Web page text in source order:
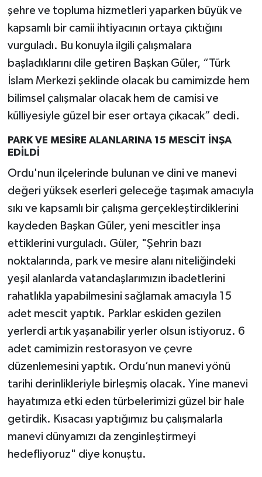
şehre ve topluma hizmetleri yaparken büyük ve
kapsamlı bir camii ihtiyacının ortaya çıktığını
vurguladı. Bu konuyla ilgili çalışmalara
başladıklarını dile getiren Başkan Güler, “Türk
İslam Merkezi şeklinde olacak bu camimizde hem
bilimsel çalışmalar olacak hem de camisi ve
külliyesiyle güzel bir eser ortaya çıkacak” dedi.
PARK VE MESİRE ALANLARINA 15 MESCİT İNŞA
EDİLDİ
Ordu'nun ilçelerinde bulunan ve dini ve manevi
değeri yüksek eserleri geleceğe taşımak amacıyla
sıkı ve kapsamlı bir çalışma gerçekleştirdiklerini
kaydeden Başkan Güler, yeni mescitler inşa
ettiklerini vurguladı. Güler, "Şehrin bazı
noktalarında, park ve mesire alanı niteliğindeki
yeşil alanlarda vatandaşlarımızın ibadetlerini
rahatlıkla yapabilmesini sağlamak amacıyla 15
adet mescit yaptık. Parklar eskiden gezilen
yerlerdi artık yaşanabilir yerler olsun istiyoruz. 6
adet camimizin restorasyon ve çevre
düzenlemesini yaptık. Ordu’nun manevi yönü
tarihi derinlikleriyle birleşmiş olacak. Yine manevi
hayatımıza etki eden türbelerimizi güzel bir hale
getirdik. Kısacası yaptığımız bu çalışmalarla
manevi dünyamızı da zenginleştirmeyi
hedefliyoruz" diye konuştu.